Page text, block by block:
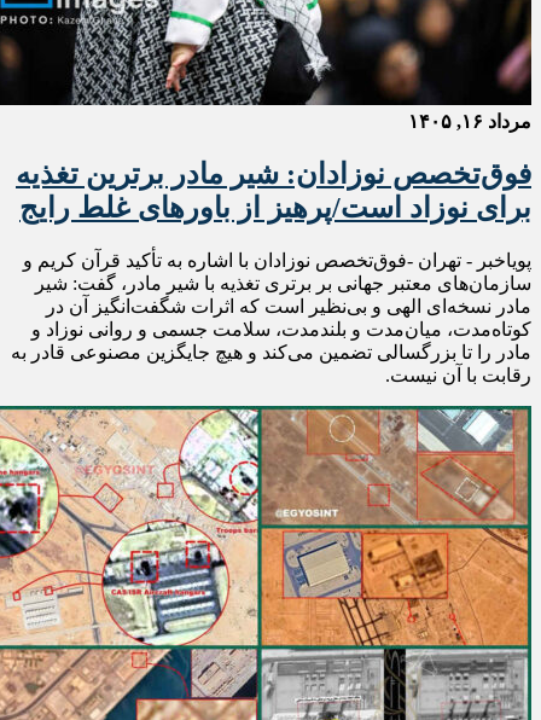
مرداد ۱۶, ۱۴۰۵
فوق‌تخصص نوزادان: شیر مادر برترین تغذیه
برای نوزاد است/پرهیز از باورهای غلط رایج
پویاخبر - تهران -فوق‌تخصص نوزادان با اشاره به تأکید قرآن کریم و
سازمان‌های معتبر جهانی بر برتری تغذیه با شیر مادر، گفت: شیر
مادر نسخه‌ای الهی و بی‌نظیر است که اثرات شگفت‌انگیز آن در
کوتاه‌مدت، میان‌مدت و بلندمدت، سلامت جسمی و روانی نوزاد و
مادر را تا بزرگسالی تضمین می‌کند و هیچ جایگزین مصنوعی قادر به
رقابت با آن نیست.